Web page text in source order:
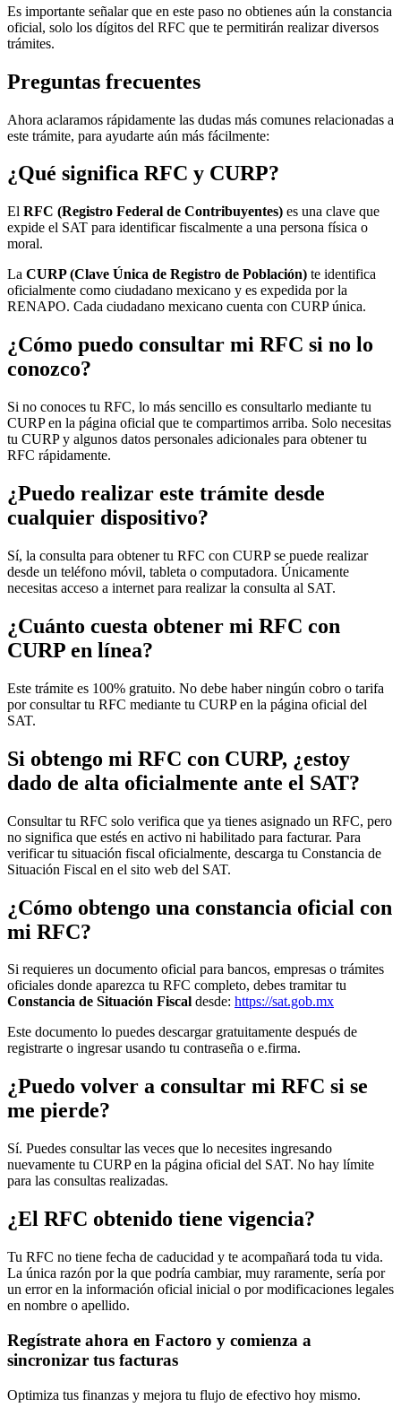
Es importante señalar que en este paso no obtienes aún la constancia
oficial, solo los dígitos del RFC que te permitirán realizar diversos
trámites.
Preguntas frecuentes
Ahora aclaramos rápidamente las dudas más comunes relacionadas a
este trámite, para ayudarte aún más fácilmente:
¿Qué significa RFC y CURP?
El RFC (Registro Federal de Contribuyentes) es una clave que
expide el SAT para identificar fiscalmente a una persona física o
moral.
La CURP (Clave Única de Registro de Población) te identifica
oficialmente como ciudadano mexicano y es expedida por la
RENAPO. Cada ciudadano mexicano cuenta con CURP única.
¿Cómo puedo consultar mi RFC si no lo
conozco?
Si no conoces tu RFC, lo más sencillo es consultarlo mediante tu
CURP en la página oficial que te compartimos arriba. Solo necesitas
tu CURP y algunos datos personales adicionales para obtener tu
RFC rápidamente.
¿Puedo realizar este trámite desde
cualquier dispositivo?
Sí, la consulta para obtener tu RFC con CURP se puede realizar
desde un teléfono móvil, tableta o computadora. Únicamente
necesitas acceso a internet para realizar la consulta al SAT.
¿Cuánto cuesta obtener mi RFC con
CURP en línea?
Este trámite es 100% gratuito. No debe haber ningún cobro o tarifa
por consultar tu RFC mediante tu CURP en la página oficial del
SAT.
Si obtengo mi RFC con CURP, ¿estoy
dado de alta oficialmente ante el SAT?
Consultar tu RFC solo verifica que ya tienes asignado un RFC, pero
no significa que estés en activo ni habilitado para facturar. Para
verificar tu situación fiscal oficialmente, descarga tu Constancia de
Situación Fiscal en el sito web del SAT.
¿Cómo obtengo una constancia oficial con
mi RFC?
Si requieres un documento oficial para bancos, empresas o trámites
oficiales donde aparezca tu RFC completo, debes tramitar tu
Constancia de Situación Fiscal desde: https://sat.gob.mx
Este documento lo puedes descargar gratuitamente después de
registrarte o ingresar usando tu contraseña o e.firma.
¿Puedo volver a consultar mi RFC si se
me pierde?
Sí. Puedes consultar las veces que lo necesites ingresando
nuevamente tu CURP en la página oficial del SAT. No hay límite
para las consultas realizadas.
¿El RFC obtenido tiene vigencia?
Tu RFC no tiene fecha de caducidad y te acompañará toda tu vida.
La única razón por la que podría cambiar, muy raramente, sería por
un error en la información oficial inicial o por modificaciones legales
en nombre o apellido.
Regístrate ahora en Factoro y comienza a
sincronizar tus facturas
Optimiza tus finanzas y mejora tu flujo de efectivo hoy mismo.